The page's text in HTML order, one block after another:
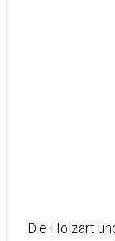
Die Holzart